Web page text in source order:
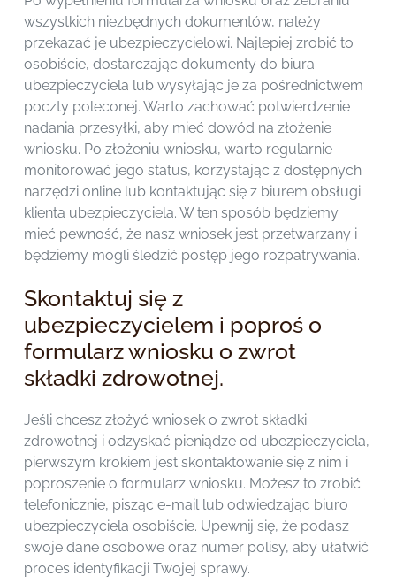
wszystkich niezbędnych dokumentów, należy
przekazać je ubezpieczycielowi. Najlepiej zrobić to
osobiście, dostarczając dokumenty do biura
ubezpieczyciela lub wysyłając je za pośrednictwem
poczty poleconej. Warto zachować potwierdzenie
nadania przesyłki, aby mieć dowód na złożenie
wniosku. Po złożeniu wniosku, warto regularnie
monitorować jego status, korzystając z dostępnych
narzędzi online lub kontaktując się z biurem obsługi
klienta ubezpieczyciela. W ten sposób będziemy
mieć pewność, że nasz wniosek jest przetwarzany i
będziemy mogli śledzić postęp jego rozpatrywania.
Skontaktuj się z
ubezpieczycielem i poproś o
formularz wniosku o zwrot
składki zdrowotnej.
Jeśli chcesz złożyć wniosek o zwrot składki
zdrowotnej i odzyskać pieniądze od ubezpieczyciela,
pierwszym krokiem jest skontaktowanie się z nim i
poproszenie o formularz wniosku. Możesz to zrobić
telefonicznie, pisząc e-mail lub odwiedzając biuro
ubezpieczyciela osobiście. Upewnij się, że podasz
swoje dane osobowe oraz numer polisy, aby ułatwić
proces identyfikacji Twojej sprawy.